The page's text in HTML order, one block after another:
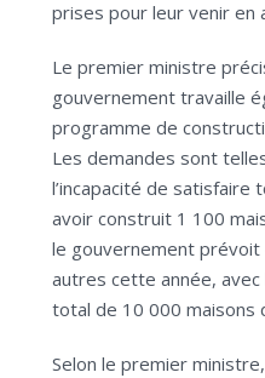
prises pour leur venir en
Le premier ministre
gouvernement travaille
programme de
Les demandes sont
l’incapacité de satisfaire
avoir construit 1 100
le gouvernement prévoit
autres cette année, avec
total de 10 000 maisons
Selon le premier